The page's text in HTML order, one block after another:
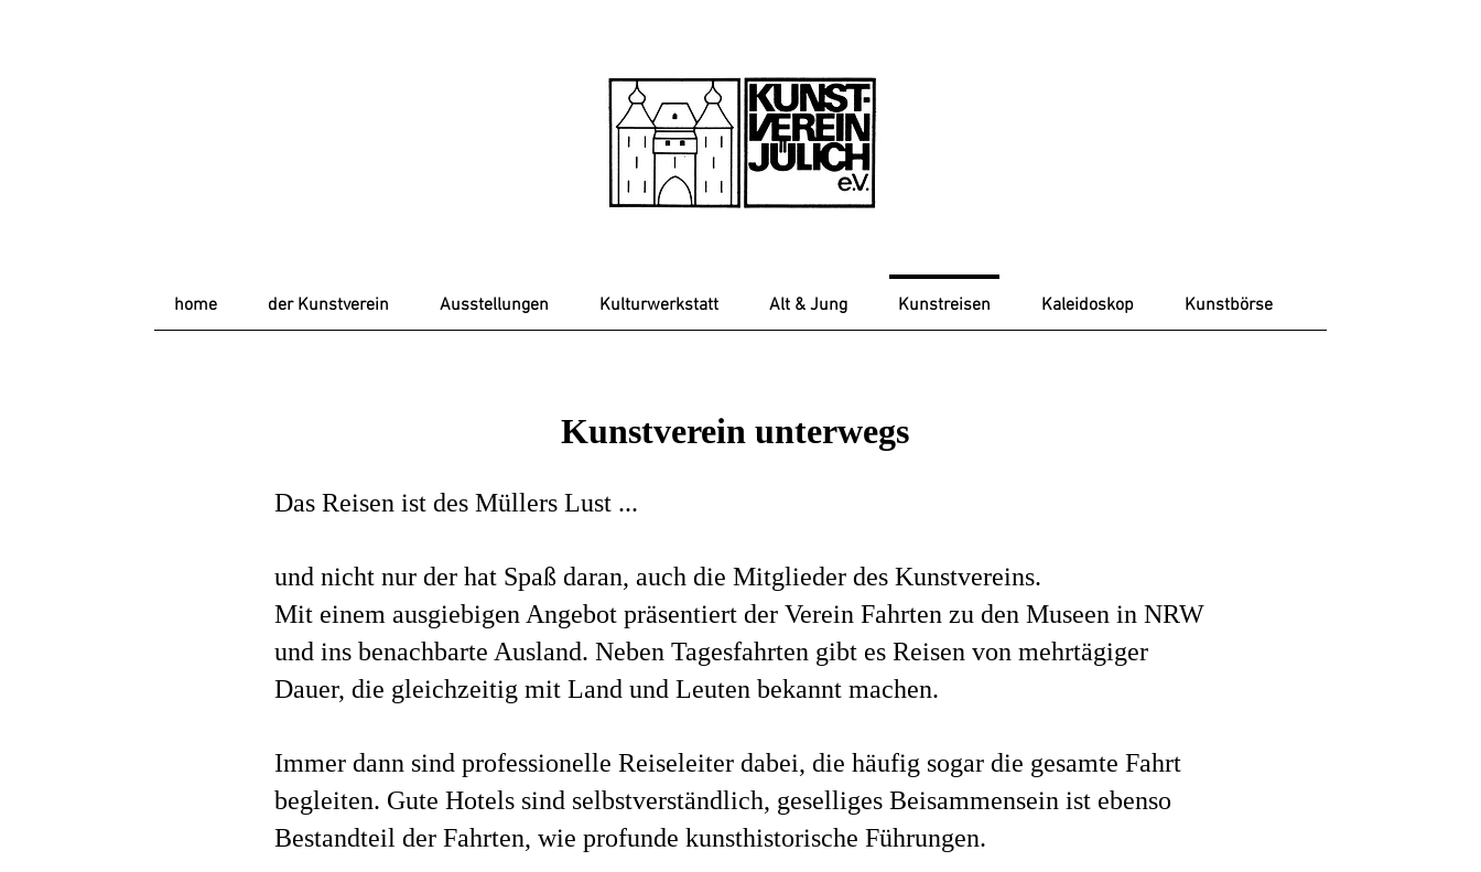
home der Kunstverein Ausstellungen Kulturwerkstatt Alt & Jung Kunstreisen Kaleidoskop Kunstbörse
Kunstverein unterwegs
Das Reisen ist des Müllers Lust ...
und nicht nur der hat Spaß daran, auch die Mitglieder des Kunstvereins.
Mit einem ausgiebigen Angebot präsentiert der Verein Fahrten zu den Museen in NRW
und ins benachbarte Ausland. Neben Tagesfahrten gibt es Reisen von mehrtägiger
Dauer, die gleichzeitig mit Land und Leuten bekannt machen.
Immer dann sind professionelle Reiseleiter dabei, die häufig sogar die gesamte Fahrt
begleiten. Gute Hotels sind selbstverständlich, geselliges Beisammensein ist ebenso
Bestandteil der Fahrten, wie profunde kunsthistorische Führungen.